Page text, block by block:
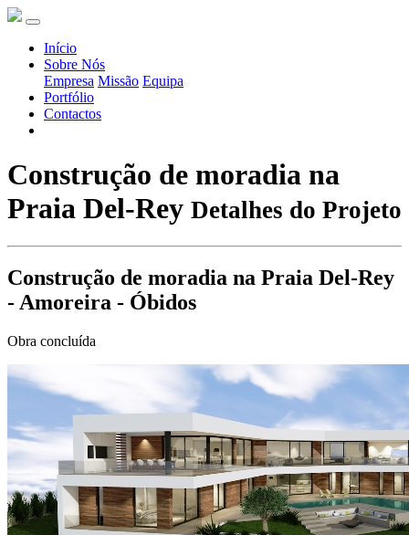
Início
Sobre Nós
Empresa Missão Equipa
Portfólio
Contactos
Construção de moradia na
Praia Del-Rey Detalhes do Projeto
Construção de moradia na Praia Del-Rey
- Amoreira - Óbidos
Obra concluída